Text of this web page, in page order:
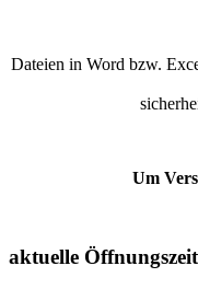
Dateien in Word bzw.
Um
aktuelle